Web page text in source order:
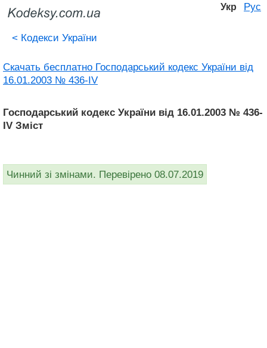
Укр Рус
< Кодекси України
Скачать бесплатно Господарський кодекс України від
16.01.2003 № 436-IV
Господарський кодекс України від 16.01.2003 № 436-
IV Зміст
Чинний зі змінами. Перевірено 08.07.2019